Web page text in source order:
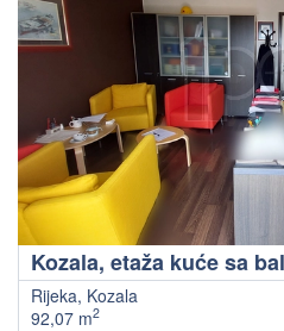
Rijeka, Kozala
92,07 m2